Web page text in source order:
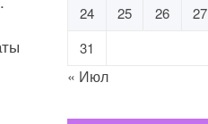
24
25 26 27
31
« Июл